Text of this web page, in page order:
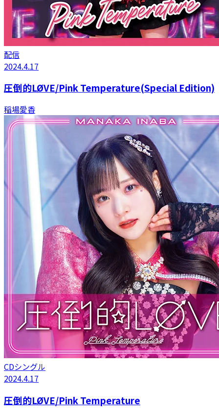
配信
2024.4.17
圧倒的LØVE/Pink Temperature(Special Edition)
稲場愛香
CDシングル
2024.4.17
圧倒的LØVE/Pink Temperature